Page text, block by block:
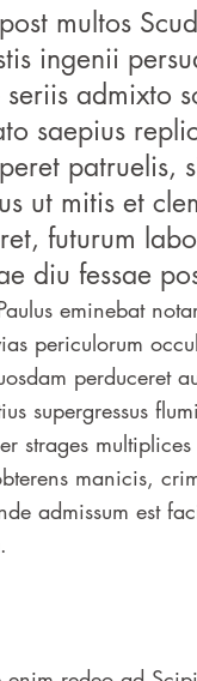
multos
ingenii
seriis admixto
saepius
patruelis,
ut mitis et
futurum
diu fessae
eminebat
periculorum
perduceret
supergressus
strages
manicis,
admissum est